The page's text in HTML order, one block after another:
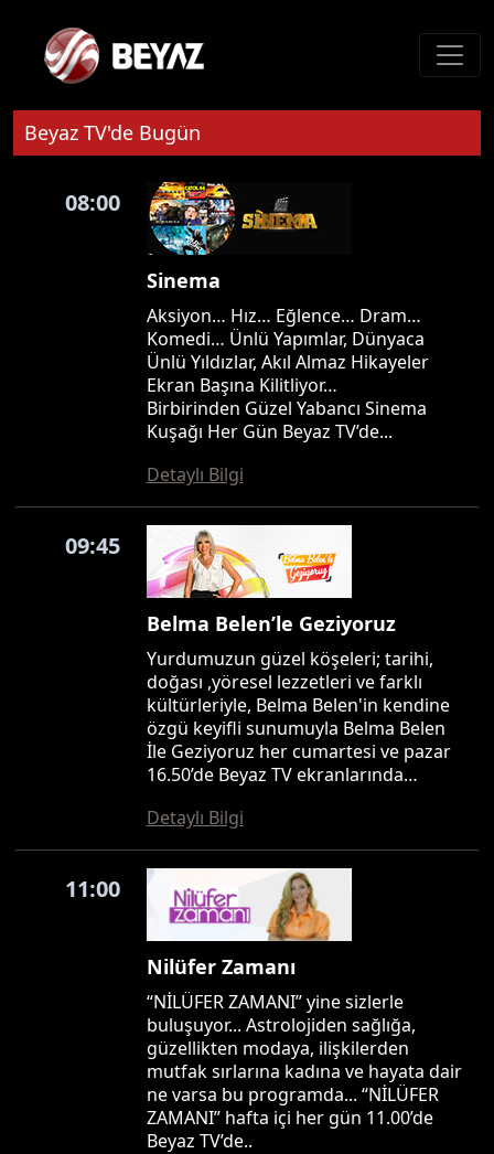
Beyaz TV'de Bugün
08:00
Sinema
Aksiyon… Hız… Eğlence… Dram…
Komedi… Ünlü Yapımlar, Dünyaca
Ünlü Yıldızlar, Akıl Almaz Hikayeler
Ekran Başına Kilitliyor…
Birbirinden Güzel Yabancı Sinema
Kuşağı Her Gün Beyaz TV’de...
Detaylı Bilgi
09:45
Belma Belen’le Geziyoruz
Yurdumuzun güzel köşeleri; tarihi,
doğası ,yöresel lezzetleri ve farklı
kültürleriyle, Belma Belen'in kendine
özgü keyifli sunumuyla Belma Belen
İle Geziyoruz her cumartesi ve pazar
16.50’de Beyaz TV ekranlarında…
Detaylı Bilgi
11:00
Nilüfer Zamanı
“NİLÜFER ZAMANI” yine sizlerle
buluşuyor... Astrolojiden sağlığa,
güzellikten modaya, ilişkilerden
mutfak sırlarına kadına ve hayata dair
ne varsa bu programda... “NİLÜFER
ZAMANI” hafta içi her gün 11.00’de
Beyaz TV’de..